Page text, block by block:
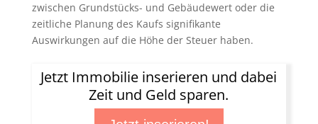
zwischen Grundstücks- und Gebäudewert oder die
zeitliche Planung des Kaufs signifikante
Auswirkungen auf die Höhe der Steuer haben.
Jetzt Immobilie inserieren und dabei
Zeit und Geld sparen.